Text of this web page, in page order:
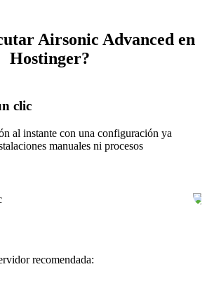
Airsonic Advanced en
Hostinger?
clic
al instante con una configuración ya
manuales ni procesos
recomendada: